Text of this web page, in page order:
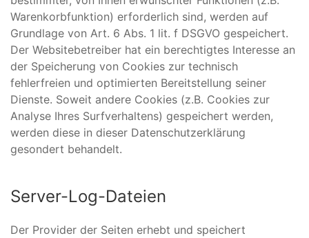
Warenkorbfunktion) erforderlich sind, werden auf
Grundlage von Art. 6 Abs. 1 lit. f DSGVO gespeichert.
Der Websitebetreiber hat ein berechtigtes Interesse an
der Speicherung von Cookies zur technisch
fehlerfreien und optimierten Bereitstellung seiner
Dienste. Soweit andere Cookies (z.B. Cookies zur
Analyse Ihres Surfverhaltens) gespeichert werden,
werden diese in dieser Datenschutzerklärung
gesondert behandelt.
Server-Log-Dateien
Der Provider der Seiten erhebt und speichert